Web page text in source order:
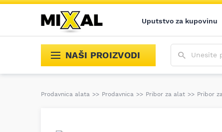
Uputstvo za kupovinu
NAŠI PROIZVODI
Prodavnica alata >> Prodavnica >> Pribor za alat >> Pribor